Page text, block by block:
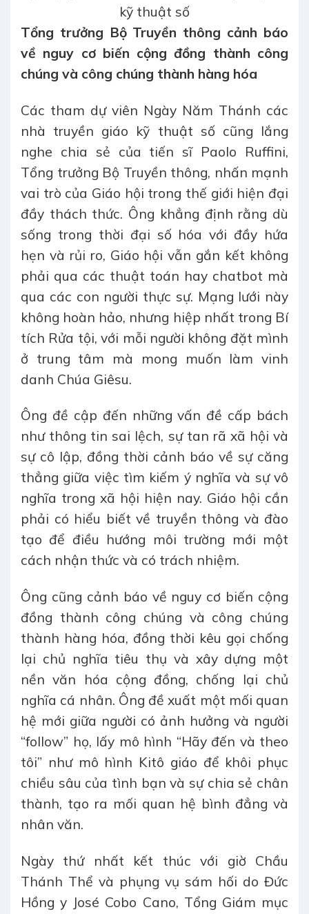
kỹ thuật số
Tổng trưởng Bộ Truyền thông cảnh báo
về nguy cơ biến cộng đồng thành công
chúng và công chúng thành hàng hóa
Các tham dự viên Ngày Năm Thánh các
nhà truyền giáo kỹ thuật số cũng lắng
nghe chia sẻ của tiến sĩ Paolo Ruffini,
Tổng trưởng Bộ Truyền thông, nhấn mạnh
vai trò của Giáo hội trong thế giới hiện đại
đầy thách thức. Ông khẳng định rằng dù
sống trong thời đại số hóa với đầy hứa
hẹn và rủi ro, Giáo hội vẫn gắn kết không
phải qua các thuật toán hay chatbot mà
qua các con người thực sự. Mạng lưới này
không hoàn hảo, nhưng hiệp nhất trong Bí
tích Rửa tội, với mỗi người không đặt mình
ở trung tâm mà mong muốn làm vinh
danh Chúa Giêsu.
Ông đề cập đến những vấn đề cấp bách
như thông tin sai lệch, sự tan rã xã hội và
sự cô lập, đồng thời cảnh báo về sự căng
thẳng giữa việc tìm kiếm ý nghĩa và sự vô
nghĩa trong xã hội hiện nay. Giáo hội cần
phải có hiểu biết về truyền thông và đào
tạo để điều hướng môi trường mới một
cách nhận thức và có trách nhiệm.
Ông cũng cảnh báo về nguy cơ biến cộng
đồng thành công chúng và công chúng
thành hàng hóa, đồng thời kêu gọi chống
lại chủ nghĩa tiêu thụ và xây dựng một
nền văn hóa cộng đồng, chống lại chủ
nghĩa cá nhân. Ông đề xuất một mối quan
hệ mới giữa người có ảnh hưởng và người
“follow” họ, lấy mô hình “Hãy đến và theo
tôi” như mô hình Kitô giáo để khôi phục
chiều sâu của tình bạn và sự chia sẻ chân
thành, tạo ra mối quan hệ bình đẳng và
nhân văn.
Ngày thứ nhất kết thúc với giờ Chầu
Thánh Thể và phụng vụ sám hối do Đức
Hồng y José Cobo Cano, Tổng Giám mục